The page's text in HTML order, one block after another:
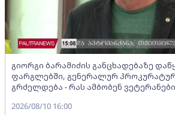
გიორგი ბარამიძის განცხადებაზე
ფარგლებში, გენერალურ
გრძელდება - რას ამბობენ ვეტერანები
2026/08/10 16:00